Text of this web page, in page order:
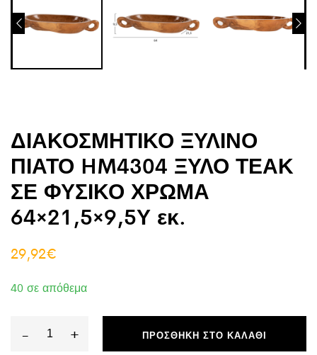
ΔΙΑΚΟΣΜΗΤΙΚΟ ΞΥΛΙΝΟ
ΠΙΑΤΟ HM4304 ΞΥΛΟ ΤΕΑΚ
ΣΕ ΦΥΣΙΚΟ ΧΡΩΜΑ
64×21,5×9,5Υ εκ.
29,92€
40 σε απόθεμα
-
ΔΙΑΚΟΣΜΗΤΙΚΟ
+ ΠΡΟΣΘΉΚΗ ΣΤΟ ΚΑΛΆΘΙ